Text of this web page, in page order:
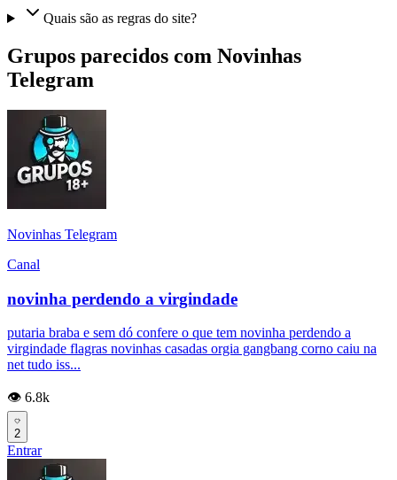
Quais são as regras do site?
Grupos parecidos com Novinhas
Telegram
Novinhas Telegram
Canal
novinha perdendo a virgindade
putaria braba e sem dó confere o que tem novinha perdendo a
virgindade flagras novinhas casadas orgia gangbang corno caiu na
net tudo iss...
👁️ 6.8k
2
Entrar